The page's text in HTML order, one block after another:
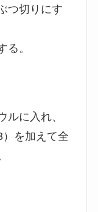
つ切りにす
る。
ルに入れ、
を加えて全